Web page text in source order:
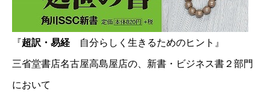
『超訳・易経 自分らしく生きるためのヒント』
三省堂書店名古屋高島屋店の、新書・ビジネス書２部門
において